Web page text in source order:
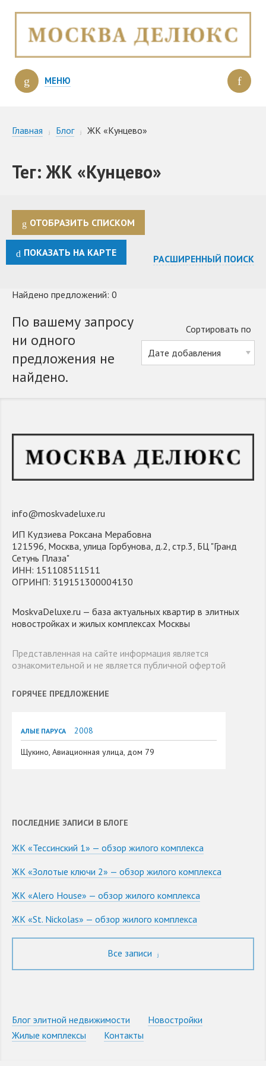
МЕНЮ
Главная Блог ЖК «Кунцево»
Тег: ЖК «Кунцево»
ОТОБРАЗИТЬ СПИСКОМ
ПОКАЗАТЬ НА КАРТЕ
РАСШИРЕННЫЙ ПОИСК
Найдено предложений: 0
Сортировать по
По вашему запросу
ни одного
предложения не
найдено.
info@moskvadeluxe.ru
ИП Кудзиева Роксана Мерабовна
121596, Москва, улица Горбунова, д.2, стр.3, БЦ "Гранд
Сетунь Плаза"
ИНН: 151108511511
ОГРИНП: 319151300004130
MoskvaDeluxe.ru — база актуальных квартир в элитных
новостройках и жилых комплексах Москвы
Представленная на сайте информация является
ознакомительной и не является публичной офертой
ГОРЯЧЕЕ ПРЕДЛОЖЕНИЕ
АЛЫЕ ПАРУСА
2008
Щукино, Авиационная улица, дом 79
ПОСЛЕДНИЕ ЗАПИСИ В БЛОГЕ
ЖК «Тессинский 1» — обзор жилого комплекса
ЖК «Золотые ключи 2» — обзор жилого комплекса
ЖК «Alero House» — обзор жилого комплекса
ЖК «St. Nickolas» — обзор жилого комплекса
Все записи
Блог элитной недвижимости
Новостройки
Жилые комплексы
Контакты